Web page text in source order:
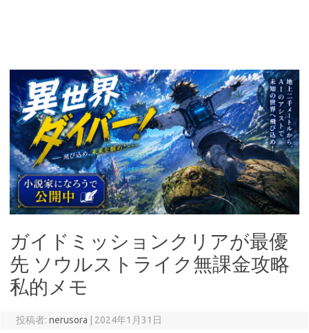
ガイドミッションクリアが最優
先 ソウルストライク無課金攻略
私的メモ
投稿者: nerusora 2024年1月31日